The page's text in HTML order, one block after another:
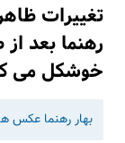
تغییرات
رهنما بعد
خوشکل می
بهار رهنما عکس